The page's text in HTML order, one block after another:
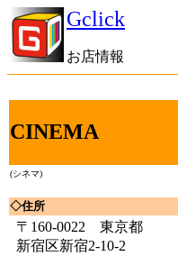
Gclick
お店情報
CINEMA
(シネマ)
◇住所
〒160-0022 東京都
新宿区新宿2-10-2